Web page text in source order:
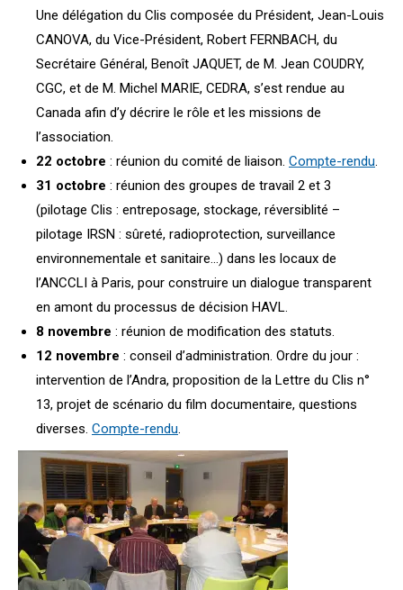
Une délégation du Clis composée du Président, Jean-Louis
CANOVA, du Vice-Président, Robert FERNBACH, du
Secrétaire Général, Benoît JAQUET, de M. Jean COUDRY,
CGC, et de M. Michel MARIE, CEDRA, s’est rendue au
Canada afin d’y décrire le rôle et les missions de
l’association.
22 octobre : réunion du comité de liaison. Compte-rendu.
31 octobre : réunion des groupes de travail 2 et 3
(pilotage Clis : entreposage, stockage, réversiblité –
pilotage IRSN : sûreté, radioprotection, surveillance
environnementale et sanitaire…) dans les locaux de
l’ANCCLI à Paris, pour construire un dialogue transparent
en amont du processus de décision HAVL.
8 novembre : réunion de modification des statuts.
12 novembre : conseil d’administration. Ordre du jour :
intervention de l’Andra, proposition de la Lettre du Clis n°
13, projet de scénario du film documentaire, questions
diverses. Compte-rendu.